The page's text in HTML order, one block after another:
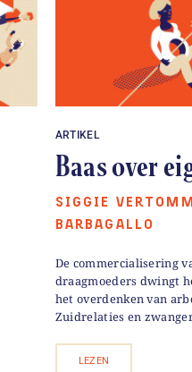
ARTIKEL
Baas over
SIGGIE
BARBAGALLO
De commercialisering
draagmoeders dwingt
het overdenken van
Zuidrelaties en
LEZEN